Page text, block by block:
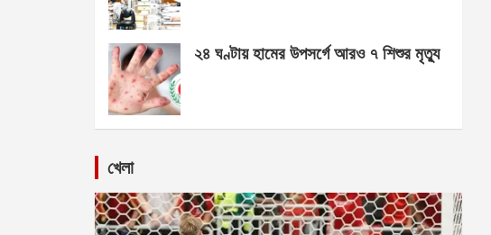
২৪ ঘণ্টায় হামের উপসর্গে আরও ৭ শিশুর মৃত্যু
খেলা